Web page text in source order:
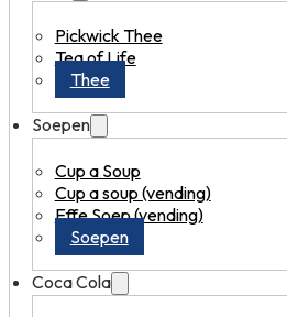
Pickwick Thee
Tea of Life
Thee
Soepen
Cup a Soup
Cup a soup (vending)
Effe Soep (vending)
Soepen
Coca Cola